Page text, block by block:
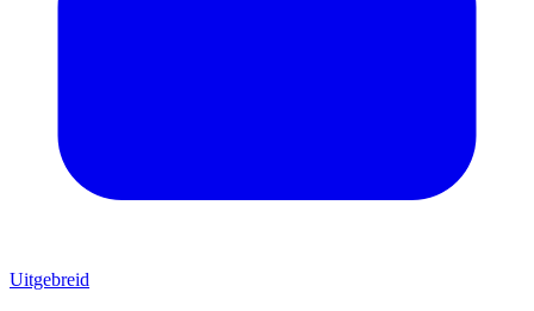
Uitgebreid